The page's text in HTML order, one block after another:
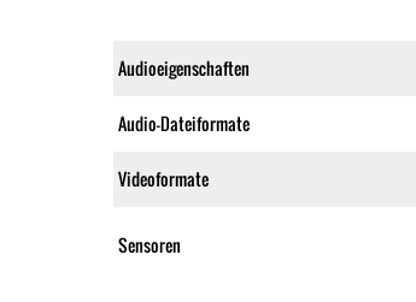
Audioeigenschaften
Audio-Dateiformate
Videoformate
Sensoren